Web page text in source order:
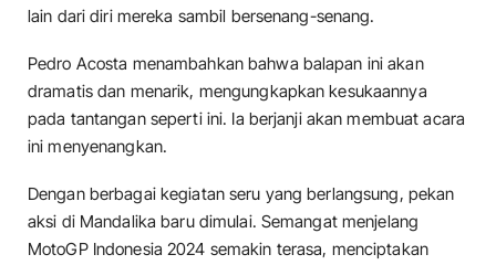
lain dari diri mereka sambil bersenang-senang.
Pedro Acosta menambahkan bahwa balapan ini akan
dramatis dan menarik, mengungkapkan kesukaannya
pada tantangan seperti ini. Ia berjanji akan membuat acara
ini menyenangkan.
Dengan berbagai kegiatan seru yang berlangsung, pekan
aksi di Mandalika baru dimulai. Semangat menjelang
MotoGP Indonesia 2024 semakin terasa, menciptakan